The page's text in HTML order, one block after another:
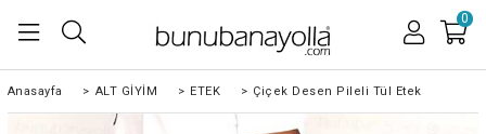
0
Anasayfa > ALT GİYİM > ETEK > Çiçek Desen Pileli Tül Etek